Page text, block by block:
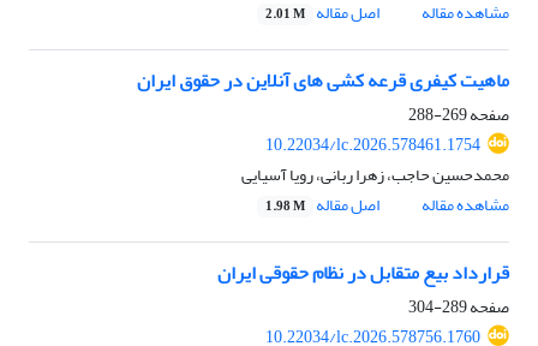
مشاهده مقاله
اصل مقاله 2.01 M
ماهیت کیفری قرعه کشی های آنلاین در حقوق ایران
صفحه269-288
10.22034/lc.2026.578461.1754
محمدحسین حاجب، زهرا ربانی، رویا آسیایی
مشاهده مقاله
اصل مقاله 1.98 M
قرارداد بیع متقابل در نظام حقوقی ایران
صفحه289-304
10.22034/lc.2026.578756.1760